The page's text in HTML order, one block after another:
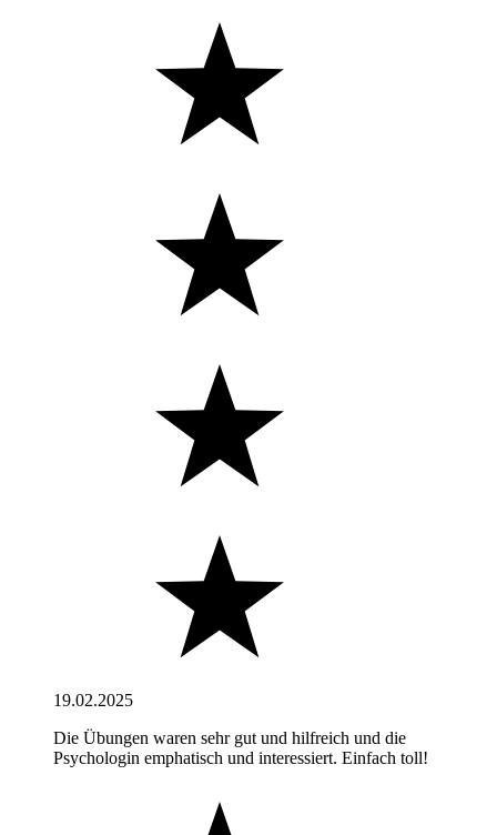
19.02.2025
Die Übungen waren sehr gut und hilfreich und die
Psychologin emphatisch und interessiert. Einfach toll!